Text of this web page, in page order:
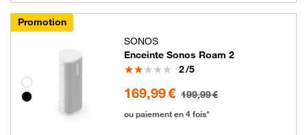
Promotion
Groupe de couleurs disponibles non sélectionnables
SONOS
Enceinte Sonos Roam 2
Note
2/5
169,99 € 199,99 €
ou paiement en 4 fois*